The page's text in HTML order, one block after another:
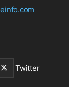
Twitter